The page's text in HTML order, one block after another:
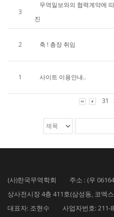
3
무역일보와의 협력계약에
진
2 축 ! 총장 취임
1 사이트 이용안내..
31
(사)한국무역학회 주소 : (우
상사전시장 4층 411호(삼성동, 코엑
대표자: 조현수 사업자번호: